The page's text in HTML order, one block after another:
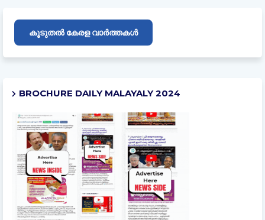
കൂടുതൽ കേരള വാർത്തകൾ
BROCHURE DAILY MALAYALY 2024